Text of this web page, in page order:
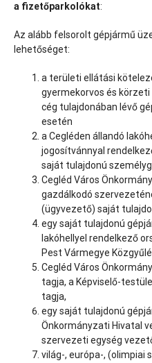
a fizetőparkolókat:
Az alább felsorolt gépjármű
lehetőséget:
a területi ellátási
gyermekorvos és
cég tulajdonában lévő
esetén
a Cegléden állandó
jogosítvánnyal
saját tulajdonú
Cegléd Város
gazdálkodó
(ügyvezető) saját
egy saját tulajdonú
lakóhellyel rendelkező
Pest Vármegye
Cegléd Város
tagja, a Képviselő-
tagja,
egy saját tulajdonú
Önkormányzati Hivatal
szervezeti egység
világ-, európa-, (olimpiai